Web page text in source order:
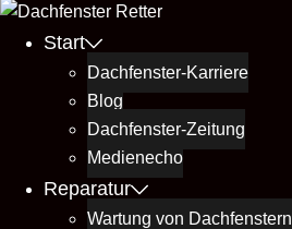
Start
Dachfenster-Karriere
Blog
Dachfenster-Zeitung
Medienecho
Reparatur
Wartung von Dachfenstern